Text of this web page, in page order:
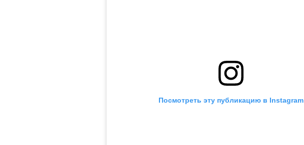
Посмотреть эту публикацию в Instagram